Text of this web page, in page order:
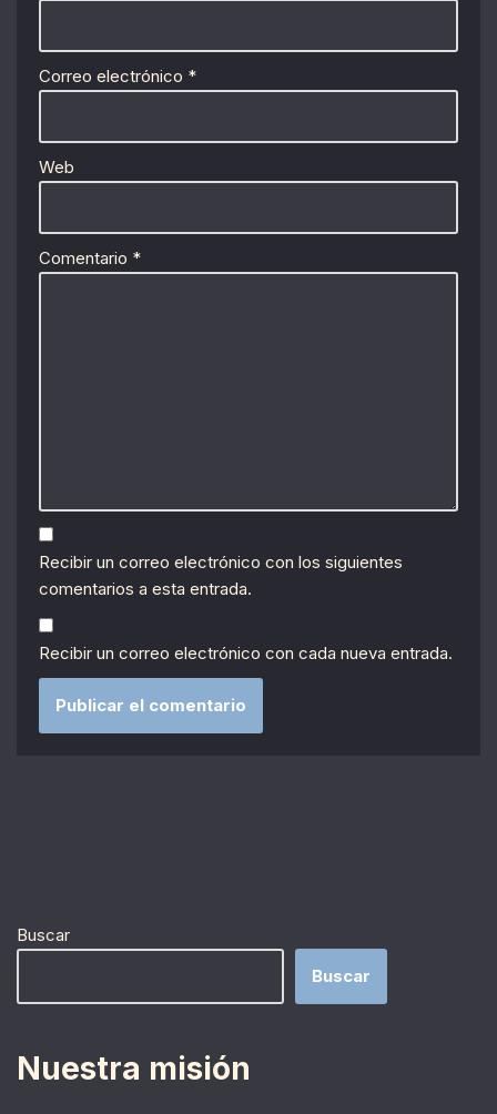
Correo electrónico *
Web
Comentario *
Recibir un correo electrónico con los siguientes
comentarios a esta entrada.
Recibir un correo electrónico con cada nueva entrada.
Buscar
Buscar
Nuestra misión